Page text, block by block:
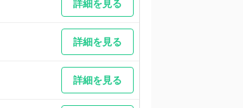
詳細を見る
詳細を見る
詳細を見る